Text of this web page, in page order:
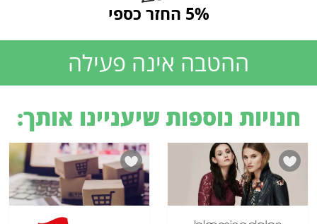
5% החזר כספי
ההטבה אינה פעילה
חנויות נוספות שיעניינו אותך: